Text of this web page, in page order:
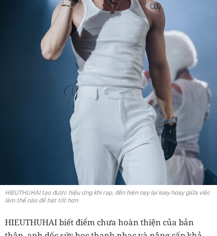
HIEUTHUHAI tạo được hiệu ứng khi rap, đến hiện nay lại loay hoay giữa việc
làm thế nào để hát tốt hơn
HIEUTHUHAI biết điểm chưa hoàn thiện của bản